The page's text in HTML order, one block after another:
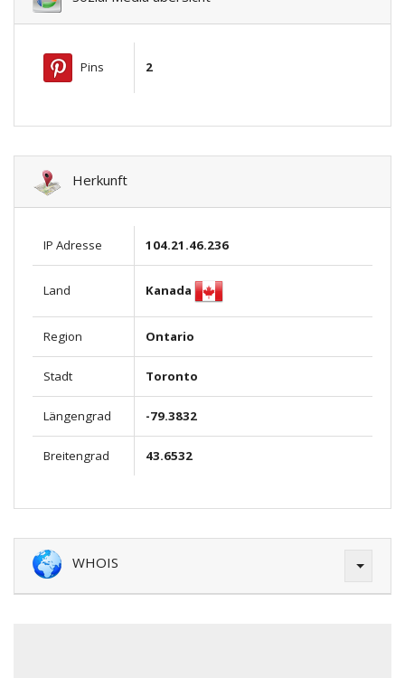
Pins 2
Herkunft
IP Adresse 104.21.46.236
Land Kanada
Region Ontario
Stadt Toronto
Längengrad -79.3832
Breitengrad 43.6532
WHOIS